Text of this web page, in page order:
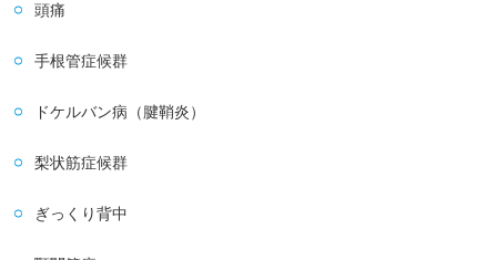
頭痛
手根管症候群
ドケルバン病（腱鞘炎）
梨状筋症候群
ぎっくり背中